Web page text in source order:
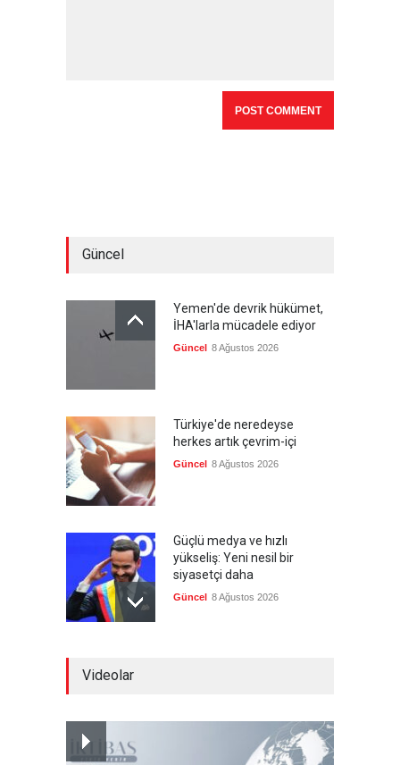
Güncel
Yemen'de devrik hükümet,
İHA'larla mücadele ediyor
Güncel 8 Ağustos 2026
Türkiye'de neredeyse
herkes artık çevrim-içi
Güncel 8 Ağustos 2026
Güçlü medya ve hızlı
yükseliş: Yeni nesil bir
siyasetçi daha
Güncel 8 Ağustos 2026
Videolar